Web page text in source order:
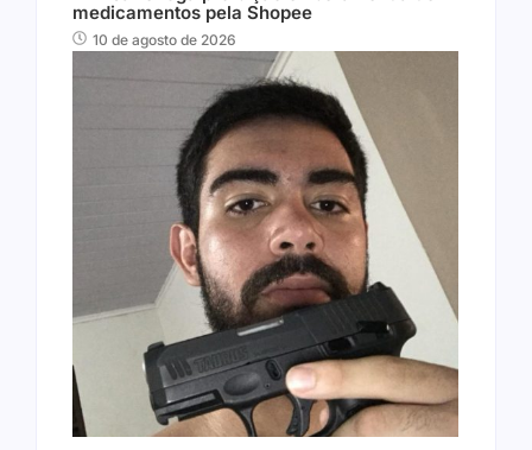
medicamentos pela Shopee
10 de agosto de 2026